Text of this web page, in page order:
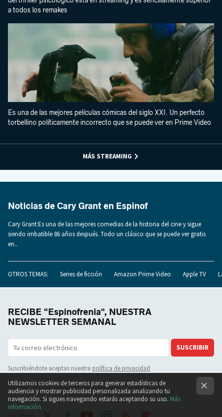
a todos los remakes
Es una de las mejores películas cómicas del siglo XXI. Un perfecto
torbellino políticamente incorrecto que se puede ver en Prime Video
MÁS STREAMING
Noticias de Cary Grant en Espinof
Cary Grant:Es una de las mejores comedias de la historia del cine y sigue
siendo imbatible 86 años después. Todo un clásico que se puede ver gratis
en..
OTROS TEMAS: Series de ficción Amazon Prime Video Apple TV
RECIBE "Espinofrenia", NUESTRA
NEWSLETTER SEMANAL
SUSCRIBIR
Suscribiéndote aceptas nuestra política de privacidad
Utilizamos cookies de terceros para generar estadísticas de
audiencia y mostrar publicidad personalizada analizando tu
navegación. Si sigues navegando estarás aceptando su uso. Más
información